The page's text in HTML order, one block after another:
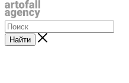
Найти